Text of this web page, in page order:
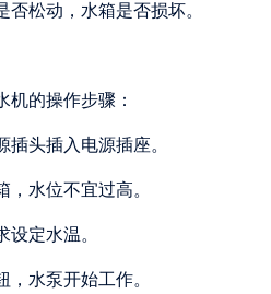
松动，水箱是否损坏。
机的操作步骤：
插头插入电源插座。
，水位不宜过高。
设定水温。
，水泵开始工作。